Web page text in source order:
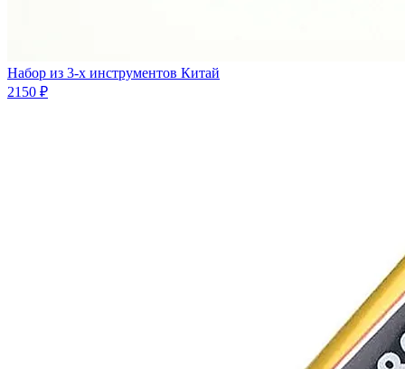
Набор из 3-х инструментов Китай
2150 ₽